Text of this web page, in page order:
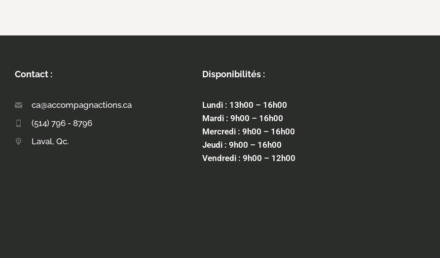
Contact :
ca@accompagnactions.ca
(514) 796 - 8796
Laval, Qc.
Disponibilités :
Lundi : 13h00 – 16h00
Mardi : 9h00 – 16h00
Mercredi : 9h00 – 16h00
Jeudi : 9h00 – 16h00
Vendredi : 9h00 – 12h00